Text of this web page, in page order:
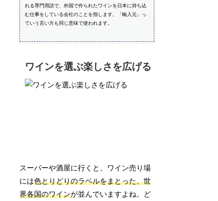
れる専門用語で、外国で作られたワインを日本に持ち込
む仕事をしている会社のことを指します。「輸入元」っ
ていう言い方も同じ意味で使われます。
ワインを選ぶ楽しさを広げる
スーパーや酒屋に行くと、ワイン売り場
には色とりどりのラベルをまとった、世
界各国のワインが並んでいますよね。ど